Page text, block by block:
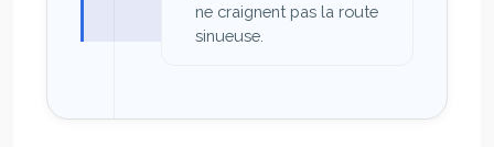
ne craignent pas la route
sinueuse.